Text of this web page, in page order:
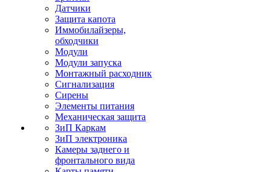
Датчики
Защита капота
Иммобилайзеры,
обходчики
Модули
Модули запуска
Монтажный расходник
Сигнализация
Сирены
Элементы питания
Механическая защита
ЗиП Каркам
ЗиП электроника
Камеры заднего и
фронтального вида